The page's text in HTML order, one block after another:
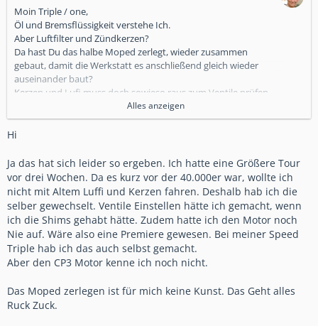
Moin Triple / one,
Öl und Bremsflüssigkeit verstehe Ich.
Aber Luftfilter und Zündkerzen?
Da hast Du das halbe Moped zerlegt, wieder zusammen
gebaut, damit die Werkstatt es anschließend gleich wieder
auseinander baut?
Kerzen und Lufi muss doch sowieso raus zum Ventile prüfen.
Gruß
Michael
Alles anzeigen
Hi
Ja das hat sich leider so ergeben. Ich hatte eine Größere Tour
vor drei Wochen. Da es kurz vor der 40.000er war, wollte ich
nicht mit Altem Luffi und Kerzen fahren. Deshalb hab ich die
selber gewechselt. Ventile Einstellen hätte ich gemacht, wenn
ich die Shims gehabt hätte. Zudem hatte ich den Motor noch
Nie auf. Wäre also eine Premiere gewesen. Bei meiner Speed
Triple hab ich das auch selbst gemacht.
Aber den CP3 Motor kenne ich noch nicht.
Das Moped zerlegen ist für mich keine Kunst. Das Geht alles
Ruck Zuck.